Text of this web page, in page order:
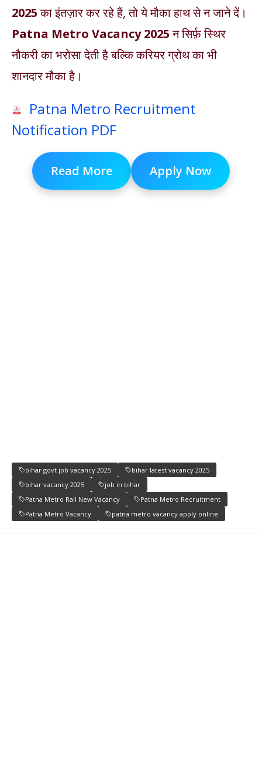
2025का इंतज़ार कर रहे हैं, तो ये मौका हाथ से न जाने दें।
Patna Metro Vacancy 2025न सिर्फ़ स्थिर
नौकरी का भरोसा देती है बल्कि करियर ग्रोथ का भी
शानदार मौका है।
Patna Metro Recruitment
Notification PDF
Read More Apply Now
bihar govt job vacancy 2025
bihar latest vacancy 2025
bihar vacancy 2025
job in bihar
Patna Metro Rail New Vacancy
Patna Metro Recruitment
Patna Metro Vacancy
patna metro vacancy apply online